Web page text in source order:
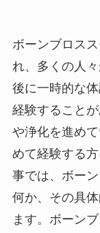
ボーンブロス
れ、多くの人
後に一時的な
経験すること
や浄化を進め
めて経験する
事では、ボー
何か、その具
ます。ボーン